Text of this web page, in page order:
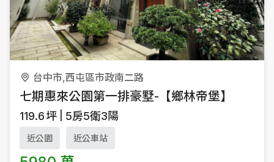
台中市,西屯區市政南二路
七期惠來公園第一排豪墅-【鄉林帝堡】
119.6坪 5房5衛3陽
近公園 近公車站